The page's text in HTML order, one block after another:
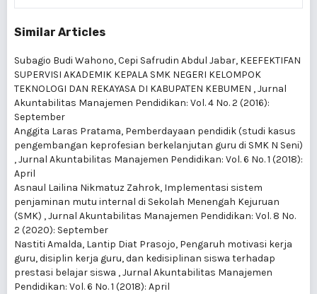
Similar Articles
Subagio Budi Wahono, Cepi Safrudin Abdul Jabar, KEEFEKTIFAN
SUPERVISI AKADEMIK KEPALA SMK NEGERI KELOMPOK
TEKNOLOGI DAN REKAYASA DI KABUPATEN KEBUMEN ,Jurnal
Akuntabilitas Manajemen Pendidikan: Vol. 4 No. 2 (2016):
September
Anggita Laras Pratama, Pemberdayaan pendidik (studi kasus
pengembangan keprofesian berkelanjutan guru di SMK N Seni)
,Jurnal Akuntabilitas Manajemen Pendidikan: Vol. 6 No. 1 (2018):
April
Asnaul Lailina Nikmatuz Zahrok, Implementasi sistem
penjaminan mutu internal di Sekolah Menengah Kejuruan
(SMK) ,Jurnal Akuntabilitas Manajemen Pendidikan: Vol. 8 No.
2 (2020): September
Nastiti Amalda, Lantip Diat Prasojo, Pengaruh motivasi kerja
guru, disiplin kerja guru, dan kedisiplinan siswa terhadap
prestasi belajar siswa ,Jurnal Akuntabilitas Manajemen
Pendidikan: Vol. 6 No. 1 (2018): April